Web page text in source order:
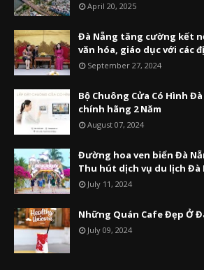
April 20, 2025
Đà Nẵng tăng cường kết
văn hóa, giáo dục với các
September 27, 2024
Bộ Chuông Cửa Có Hình
chính hãng 2 Năm
August 07, 2024
Đường hoa ven biển Đà
Thu hút dịch vụ du lịch Đà
July 11, 2024
Những Quán Cafe Đẹp Ở
July 09, 2024